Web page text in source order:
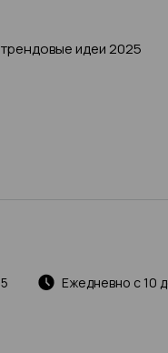
идеи 2025
Ежедневно с 10